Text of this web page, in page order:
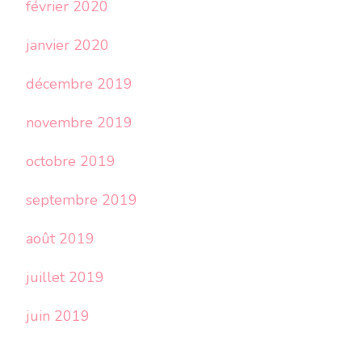
février 2020
janvier 2020
décembre 2019
novembre 2019
octobre 2019
septembre 2019
août 2019
juillet 2019
juin 2019